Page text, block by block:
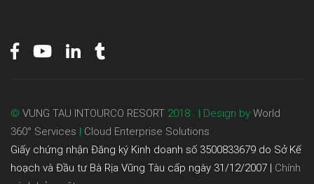
© VUNG TAU INTOURCO RESORT 2018 . | Design by World
360° Services
Cloud Enterprise Solutions
Giấy chứng nhận Đăng ký Kinh doanh số 3500833679 do Sở Kế
hoạch và Đầu tư Bà Rịa Vũng Tàu cấp ngày 31/12/2007 | Chính